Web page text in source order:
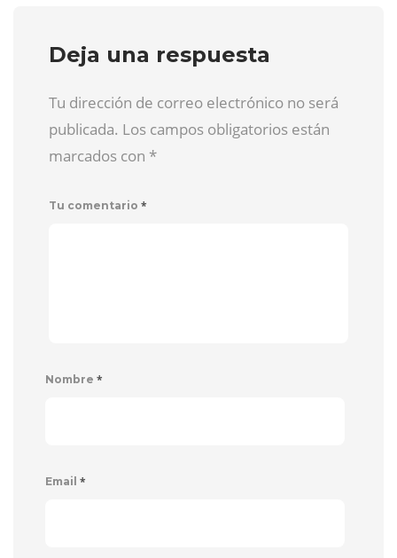
Deja una respuesta
Tu dirección de correo electrónico no será
publicada. Los campos obligatorios están
marcados con *
Tu comentario *
Nombre *
Email *